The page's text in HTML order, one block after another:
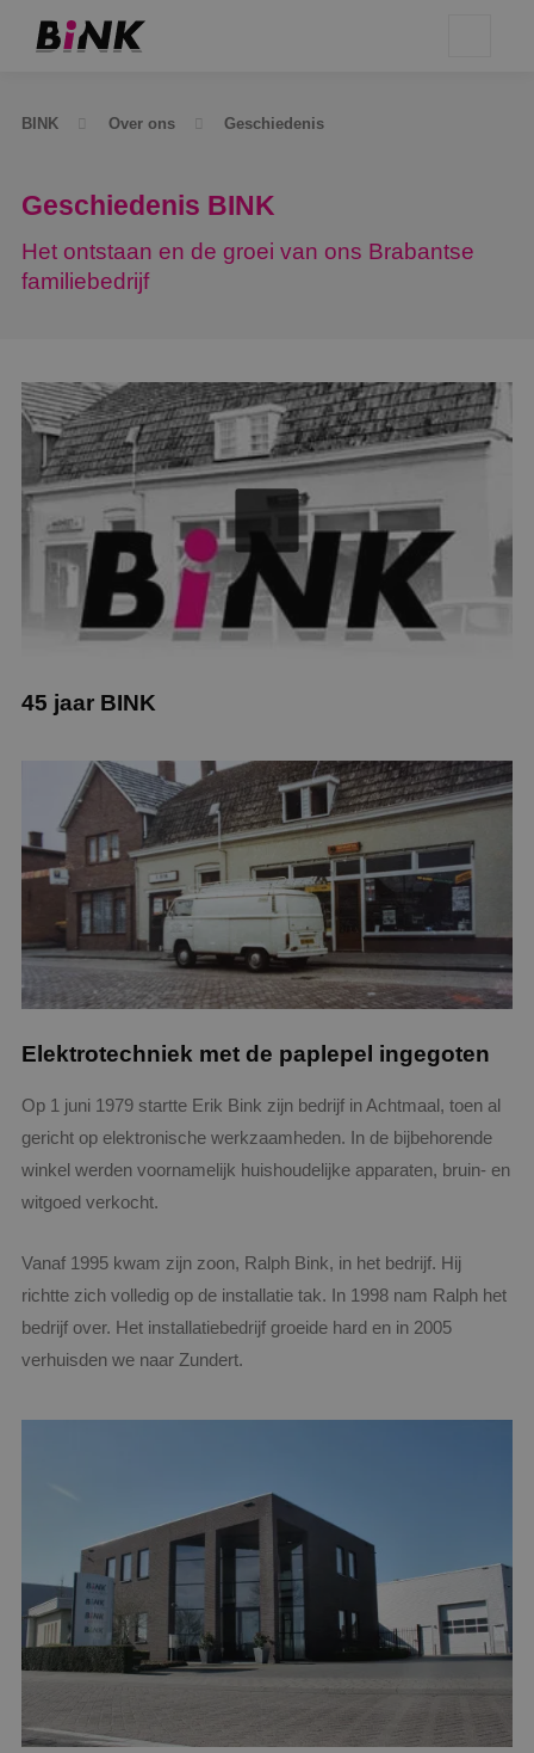
BINK Over ons Geschiedenis
Geschiedenis BINK
Het ontstaan en de groei van ons Brabantse
familiebedrijf
45 jaar BINK
Elektrotechniek met de paplepel ingegoten
Op 1 juni 1979 startte Erik Bink zijn bedrijf in Achtmaal, toen al
gericht op elektronische werkzaamheden. In de bijbehorende
winkel werden voornamelijk huishoudelijke apparaten, bruin- en
witgoed verkocht.
Vanaf 1995 kwam zijn zoon, Ralph Bink, in het bedrijf. Hij
richtte zich volledig op de installatie tak. In 1998 nam Ralph het
bedrijf over. Het installatiebedrijf groeide hard en in 2005
verhuisden we naar Zundert.